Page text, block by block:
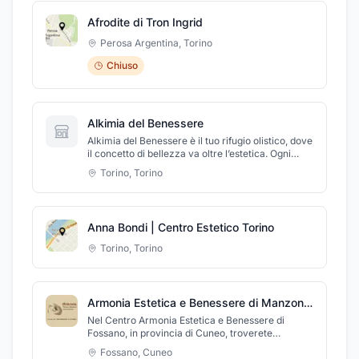
Afrodite di Tron Ingrid
Perosa Argentina, Torino
Chiuso
Alkimia del Benessere
Alkimia del Benessere è il tuo rifugio olistico, dove
il concetto di bellezza va oltre l’estetica. Ogni
trattamento è pensato per armonizzare
mente,corpo,anima
Torino, Torino
Anna Bondi | Centro Estetico Torino
Torino, Torino
Armonia Estetica e Benessere di Manzone Manuela
Nel Centro Armonia Estetica e Benessere di
Fossano, in provincia di Cuneo, troverete
personale competente e un ambiente pulito e
Fossano, Cuneo